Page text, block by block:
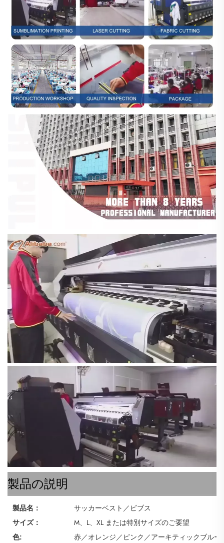
製品の説明
製品名： サッカーベスト／ビブス
サイズ： M、L、XL または特別サイズのご要望
色: 赤／オレンジ／ピンク／アーキティックブル